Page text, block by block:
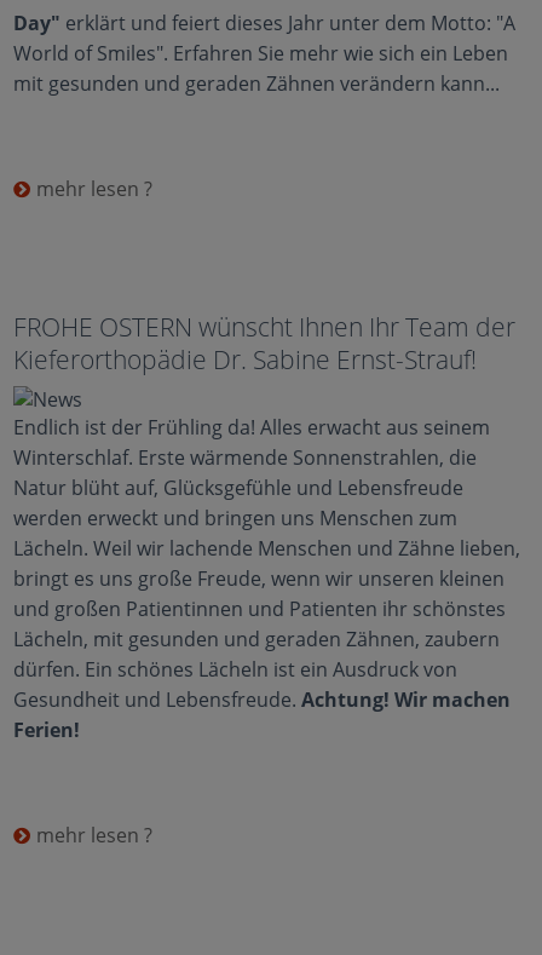
Day" erklärt und feiert dieses Jahr unter dem Motto: "A
World of Smiles". Erfahren Sie mehr wie sich ein Leben
mit gesunden und geraden Zähnen verändern kann...
mehr lesen ?
FROHE OSTERN wünscht Ihnen Ihr Team der
Kieferorthopädie Dr. Sabine Ernst-Strauf!
Endlich ist der Frühling da! Alles erwacht aus seinem
Winterschlaf. Erste wärmende Sonnenstrahlen, die
Natur blüht auf, Glücksgefühle und Lebensfreude
werden erweckt und bringen uns Menschen zum
Lächeln. Weil wir lachende Menschen und Zähne lieben,
bringt es uns große Freude, wenn wir unseren kleinen
und großen Patientinnen und Patienten ihr schönstes
Lächeln, mit gesunden und geraden Zähnen, zaubern
dürfen. Ein schönes Lächeln ist ein Ausdruck von
Gesundheit und Lebensfreude.Achtung! Wir machen
Ferien!
mehr lesen ?